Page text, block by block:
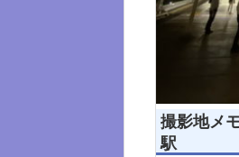
撮影地メ
駅